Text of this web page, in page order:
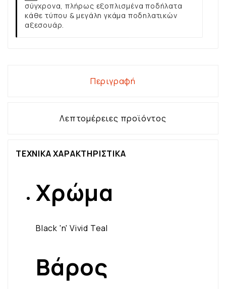
σύγχρονα, πλήρως εξοπλισμένα ποδήλατα
κάθε τύπου & μεγάλη γκάμα ποδηλατικών
αξεσουάρ.
Περιγραφή
Λεπτομέρειες προϊόντος
ΤΕΧΝΙΚΑ ΧΑΡΑΚΤΗΡΙΣΤΙΚΑ
Χρώμα
Black 'n' Vivid Teal
Βάρος